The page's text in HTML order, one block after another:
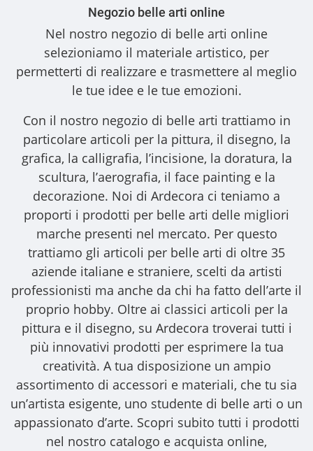
Negozio belle arti online
Nel nostro negozio di belle arti online
selezioniamo il materiale artistico, per
permetterti di realizzare e trasmettere al meglio
le tue idee e le tue emozioni.
Con il nostro negozio di belle arti trattiamo in
particolare articoli per la pittura, il disegno, la
grafica, la calligrafia, l’incisione, la doratura, la
scultura, l’aerografia, il face painting e la
decorazione. Noi di Ardecora ci teniamo a
proporti i prodotti per belle arti delle migliori
marche presenti nel mercato. Per questo
trattiamo gli articoli per belle arti di oltre 35
aziende italiane e straniere, scelti da artisti
professionisti ma anche da chi ha fatto dell’arte il
proprio hobby. Oltre ai classici articoli per la
pittura e il disegno, su Ardecora troverai tutti i
più innovativi prodotti per esprimere la tua
creatività. A tua disposizione un ampio
assortimento di accessori e materiali, che tu sia
un’artista esigente, uno studente di belle arti o un
appassionato d’arte. Scopri subito tutti i prodotti
nel nostro catalogo e acquista online,